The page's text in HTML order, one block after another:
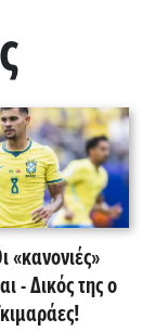
«κανονιές»
- Δικός της ο